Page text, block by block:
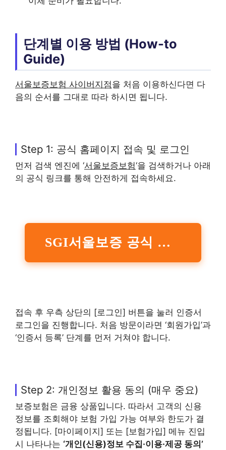
단계별 이용 방법 (How-to
Guide)
서울보증보험 사이버지점을 처음 이용하신다면 다
음의 순서를 그대로 따라 하시면 됩니다.
Step 1: 공식 홈페이지 접속 및 로그인
먼저 검색 엔진에 ‘서울보증보험‘을 검색하거나 아래
의 공식 링크를 통해 안전하게 접속하세요.
SGI서울보증 공식 홈페이지 바로가기
접속 후 우측 상단의 [로그인] 버튼을 눌러 인증서
로그인을 진행합니다. 처음 방문이라면 ‘회원가입’과
‘인증서 등록’ 단계를 먼저 거쳐야 합니다.
Step 2: 개인정보 활용 동의 (매우 중요)
보증보험은 금융 상품입니다. 따라서 고객의 신용
정보를 조회해야 보험 가입 가능 여부와 한도가 결
정됩니다. [마이페이지] 또는 [보험가입] 메뉴 진입
시 나타나는 ‘개인(신용)정보 수집·이용·제공 동의’